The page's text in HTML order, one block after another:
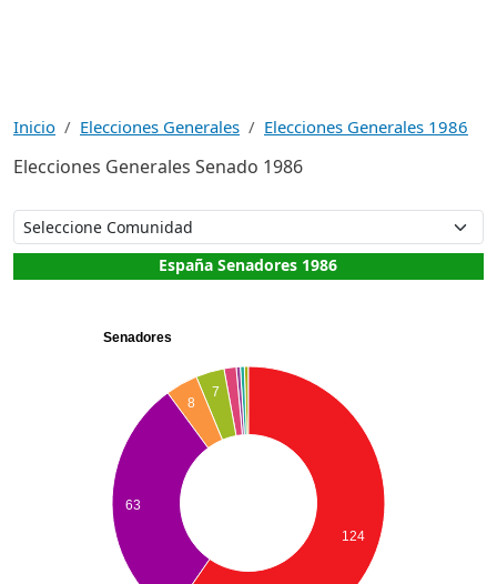
Inicio Elecciones Generales Elecciones Generales 1986
Elecciones Generales Senado 1986
España Senadores 1986
Senadores
7
8
63
124